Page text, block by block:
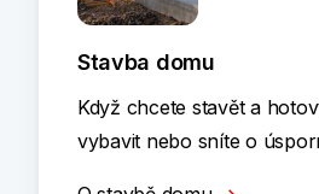
Stavba domu
Když chcete stavět a
vybavit nebo sníte o